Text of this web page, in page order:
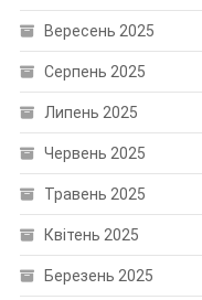
Вересень 2025
Серпень 2025
Липень 2025
Червень 2025
Травень 2025
Квітень 2025
Березень 2025